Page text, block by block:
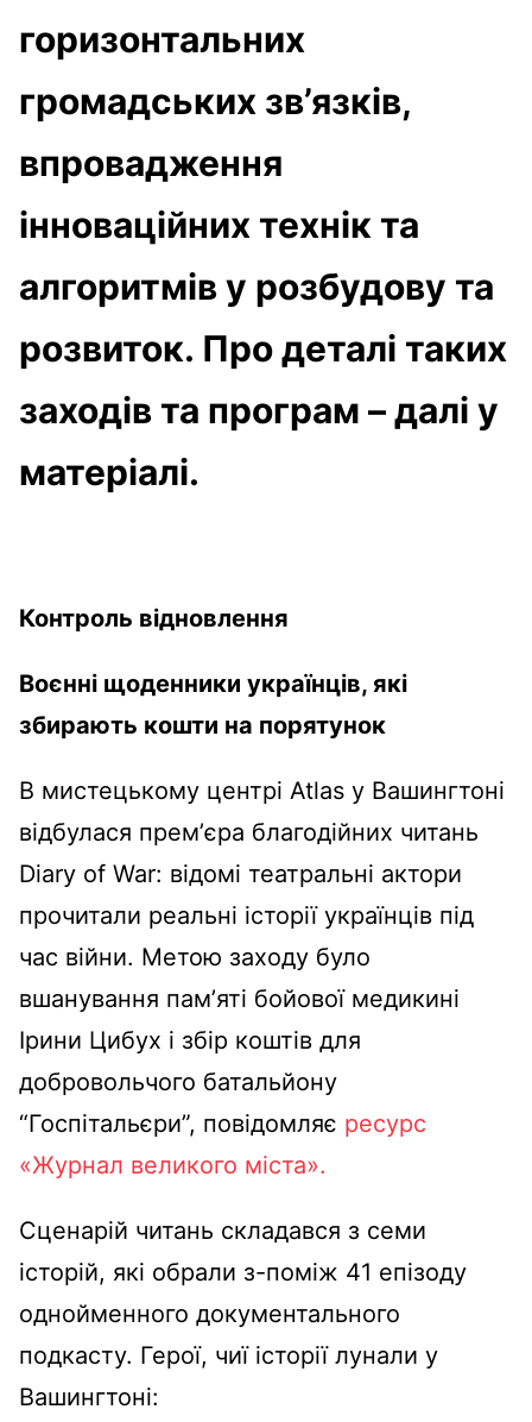
горизонтальних
громадських зв’язків,
впровадження
інноваційних технік та
алгоритмів у розбудову та
розвиток. Про деталі таких
заходів та програм – далі у
матеріалі.
Контроль відновлення
Воєнні щоденники українців, які
збирають кошти на порятунок
В мистецькому центрі Atlas у Вашингтоні
відбулася премʼєра благодійних читань
Diary of War: відомі театральні актори
прочитали реальні історії українців під
час війни. Метою заходу було
вшанування памʼяті бойової медикині
Ірини Цибух і збір коштів для
добровольчого батальйону
“Госпітальєри”, повідомляє ресурс
«Журнал великого міста».
Сценарій читань складався з семи
історій, які обрали з-поміж 41 епізоду
однойменного документального
подкасту. Герої, чиї історії лунали у
Вашингтоні: